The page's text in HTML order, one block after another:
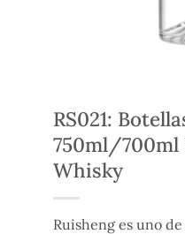
RS021:
750ml/
Whisky
Ruisheng es uno